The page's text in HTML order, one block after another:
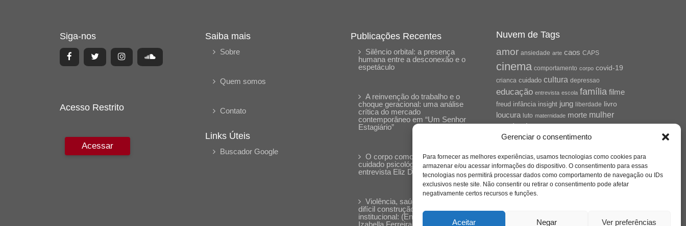
Gerenciar o consentimento
Para fornecer as melhores experiências, usamos tecnologias como cookies para
armazenar e/ou acessar informações do dispositivo. O consentimento para essas
tecnologias nos permitirá processar dados como comportamento de navegação ou IDs
exclusivos neste site. Não consentir ou retirar o consentimento pode afetar
negativamente certos recursos e funções.
Aceitar Negar Ver preferências
Siga-nos
Acesso Restrito
Acessar
Saiba mais
Sobre
Quem somos
Contato
Links Úteis
Buscador Google
Publicações Recentes
Silêncio orbital: a presença
humana entre a desconexão e o
espetáculo
A reinvenção do trabalho e o
choque geracional: uma análise
crítica do mercado
contemporâneo em “Um Senhor
Estagiário”
O corpo como expressão do
cuidado psicológico: (En)Cena
entrevista Eliz Dorneles
Violência, saúde mental e a
difícil construção do acolhimento
institucional: (En)cena entrevista
Izabella Ferreira dos Santos,
Nuvem de Tags
amor ansiedade arte caos CAPS
cinema comportamento corpo covid-19
crianca cuidado cultura depressao
educação entrevista escola família filme
freud infância insight jung liberdade livro
loucura luto maternidade morte mulher
pandemia
psicologia
saúdesaúde mental
sexualidade sociedade SUS
tecnologia